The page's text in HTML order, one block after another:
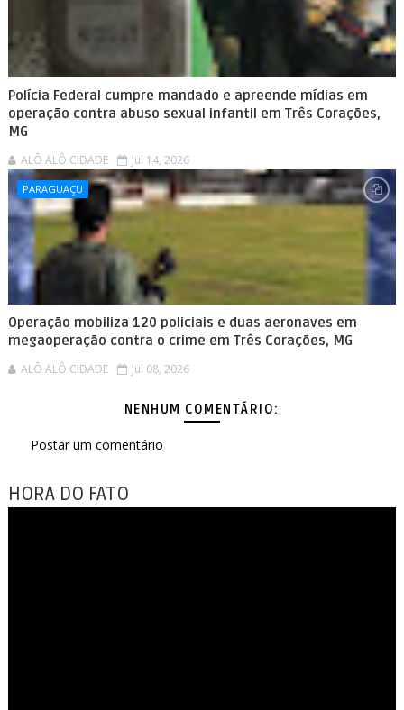
Polícia Federal cumpre mandado e apreende mídias em
operação contra abuso sexual infantil em Três Corações,
MG
ALÔ ALÔ CIDADE Jul 14, 2026
PARAGUAÇU
Operação mobiliza 120 policiais e duas aeronaves em
megaoperação contra o crime em Três Corações, MG
ALÔ ALÔ CIDADE Jul 08, 2026
NENHUM COMENTÁRIO:
Postar um comentário
HORA DO FATO